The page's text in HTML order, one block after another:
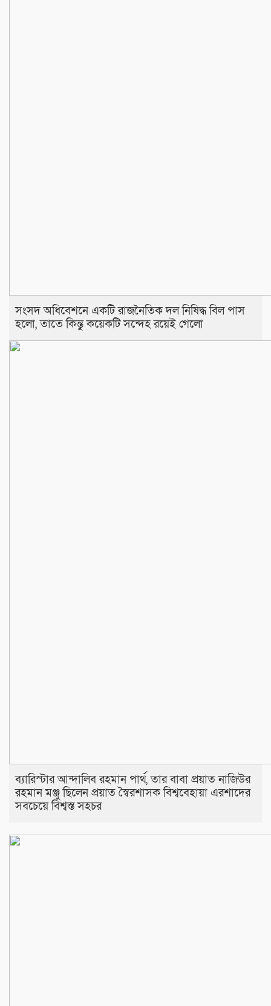
সংসদ অধিবেশনে একটি রাজনৈতিক দল নিষিদ্ধ বিল পাস
হলো, তাতে কিন্তু কয়েকটি সন্দেহ রয়েই গেলো
ব্যারিস্টার আন্দালিব রহমান পার্থ, তার বাবা প্রয়াত নাজিউর
রহমান মঞ্জু ছিলেন প্রয়াত স্বৈরশাসক বিশ্ববেহায়া এরশাদের
সবচেয়ে বিশ্বস্ত সহচর